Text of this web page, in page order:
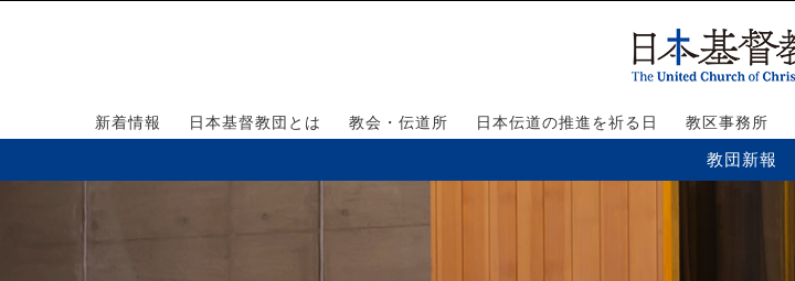
新着情報 日本基督教団とは 教会・伝道所 日本伝道の推進を祈る日 教区事務所
教団新報